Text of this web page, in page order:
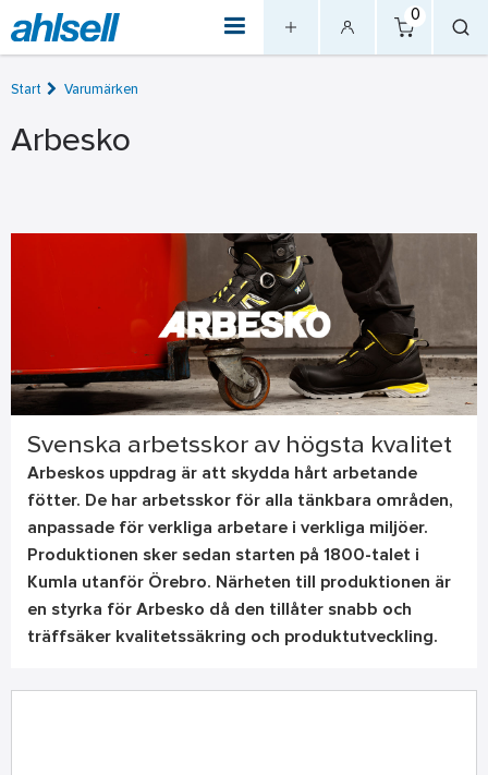
0
Start Varumärken
Arbesko
Svenska arbetsskor av högsta kvalitet
Arbeskos uppdrag är att skydda hårt arbetande
fötter. De har arbetsskor för alla tänkbara områden,
anpassade för verkliga arbetare i verkliga miljöer.
Produktionen sker sedan starten på 1800-talet i
Kumla utanför Örebro. Närheten till produktionen är
en styrka för Arbesko då den tillåter snabb och
träffsäker kvalitetssäkring och produktutveckling.